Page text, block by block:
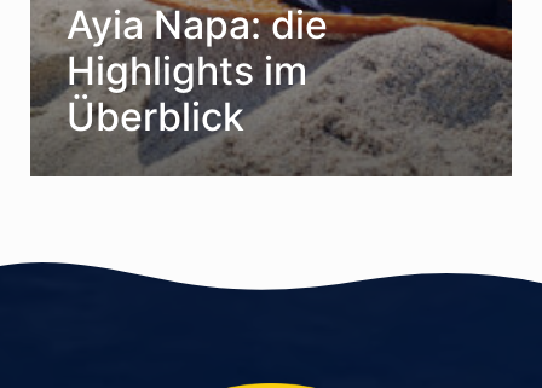
Ayia Napa: die
Highlights im
Überblick